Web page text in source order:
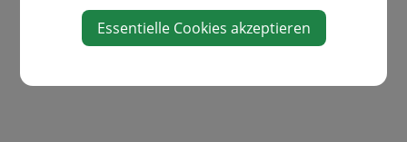
Essentielle Cookies akzeptieren